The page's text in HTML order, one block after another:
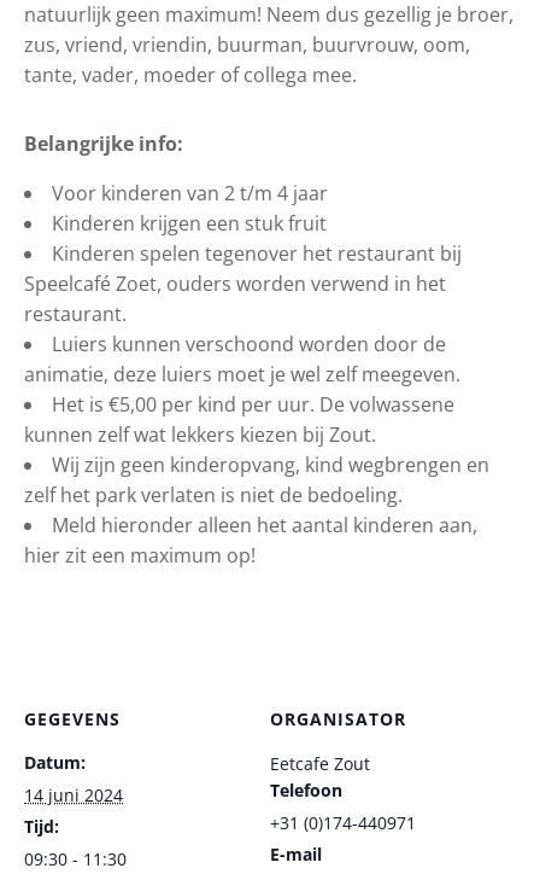
natuurlijk geen maximum! Neem dus gezellig je broer,
zus, vriend, vriendin, buurman, buurvrouw, oom,
tante, vader, moeder of collega mee.
Belangrijke info:
Voor kinderen van 2 t/m 4 jaar
Kinderen krijgen een stuk fruit
Kinderen spelen tegenover het restaurant bij
Speelcafé Zoet, ouders worden verwend in het
restaurant.
Luiers kunnen verschoond worden door de
animatie, deze luiers moet je wel zelf meegeven.
Het is €5,00 per kind per uur. De volwassene
kunnen zelf wat lekkers kiezen bij Zout.
Wij zijn geen kinderopvang, kind wegbrengen en
zelf het park verlaten is niet de bedoeling.
Meld hieronder alleen het aantal kinderen aan,
hier zit een maximum op!
GEGEVENS
Datum:
14 juni 2024
Tijd:
09:30 - 11:30
ORGANISATOR
Eetcafe Zout
Telefoon
+31 (0)174-440971
E-mail